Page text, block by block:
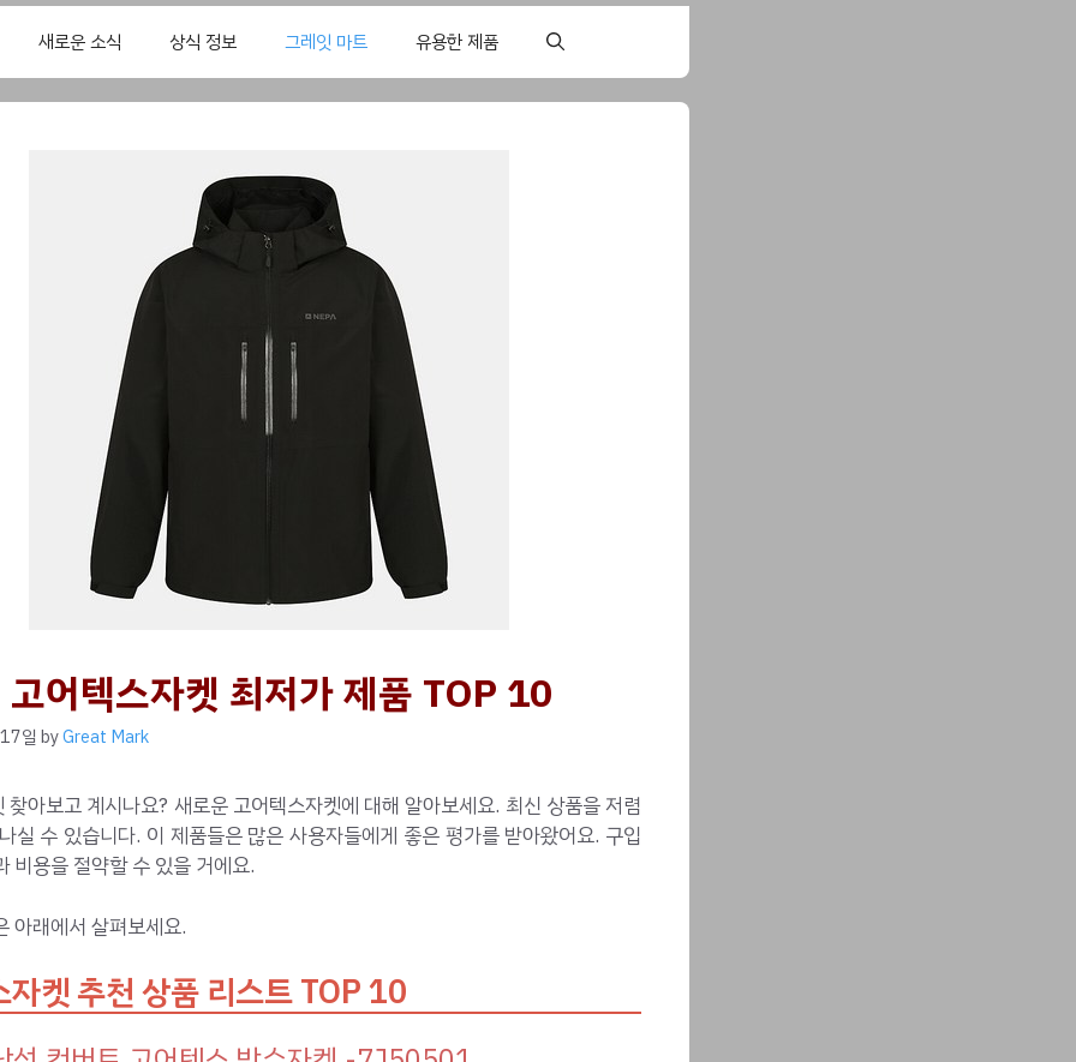
새로운 소식 상식 정보 그레잇 마트 유용한 제품
어텍스자켓 최저가 제품 TOP 10
일 byGreat Mark
찾아보고 계시나요? 새로운 고어텍스자켓에 대해 알아보세요. 최신 상품을 저렴
실 수 있습니다. 이 제품들은 많은 사용자들에게 좋은 평가를 받아왔어요. 구입
비용을 절약할 수 있을 거에요.
아래에서 살펴보세요.
자켓 추천 상품 리스트 TOP 10